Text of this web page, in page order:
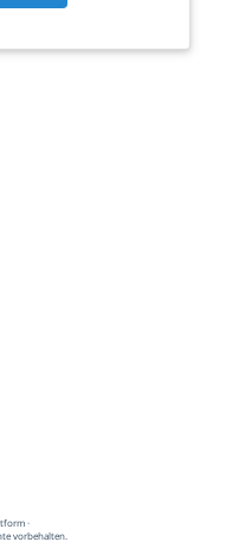
·
vorbehalten.